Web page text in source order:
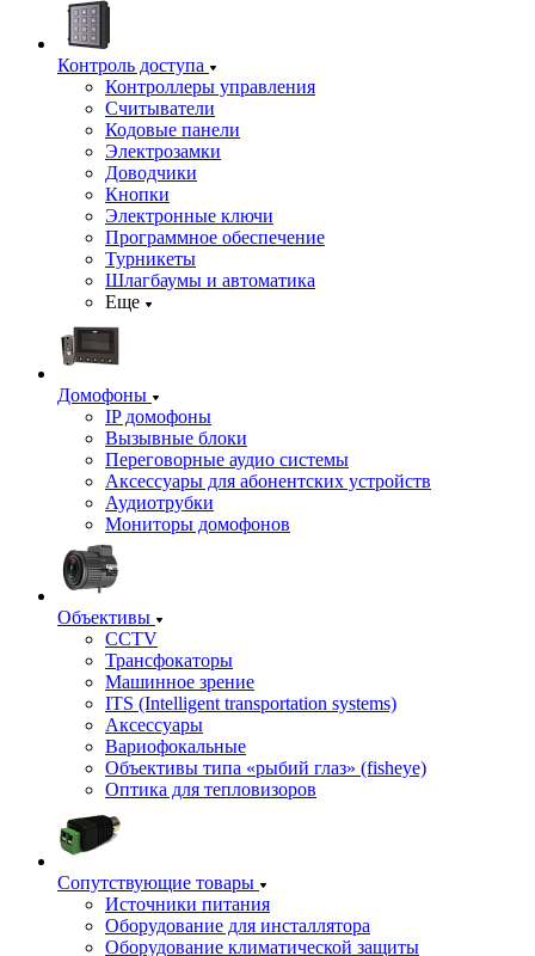
Контроль доступа
Контроллеры управления
Считыватели
Кодовые панели
Электрозамки
Доводчики
Кнопки
Электронные ключи
Программное обеспечение
Турникеты
Шлагбаумы и автоматика
Еще
Домофоны
IP домофоны
Вызывные блоки
Переговорные аудио системы
Аксессуары для абонентских устройств
Аудиотрубки
Мониторы домофонов
Объективы
CCTV
Трансфокаторы
Машинное зрение
ITS (Intelligent transportation systems)
Аксессуары
Вариофокальные
Объективы типа «рыбий глаз» (fisheye)
Оптика для тепловизоров
Сопутствующие товары
Источники питания
Оборудование для инсталлятора
Оборудование климатической защиты